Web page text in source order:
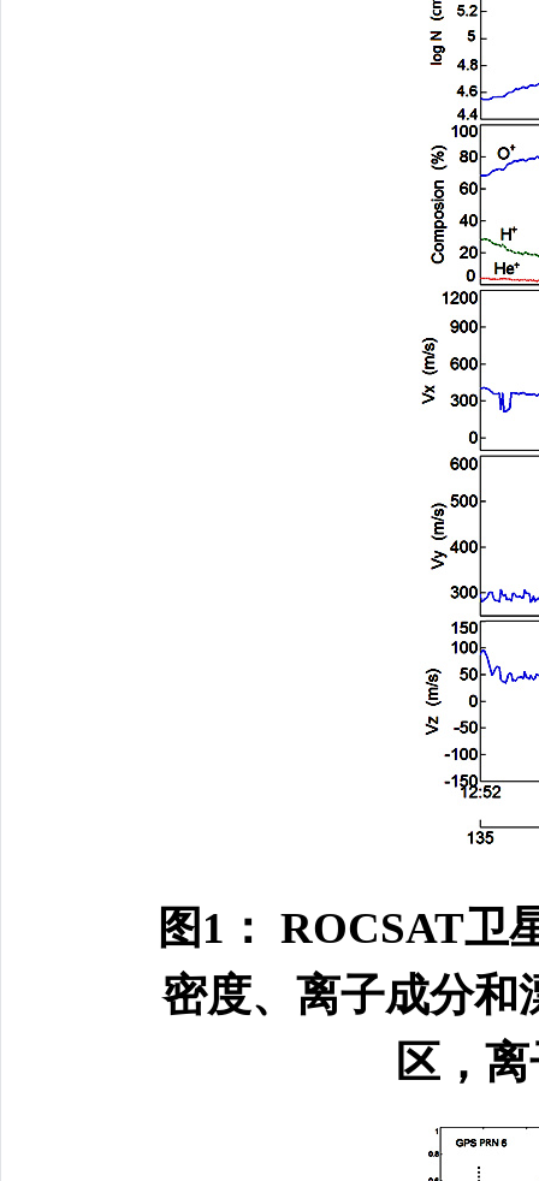
图1： ROCSAT卫
密度、离子成分和
区，